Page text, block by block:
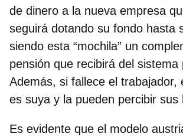
de dinero a la nueva empresa
seguirá dotando su fondo hasta
siendo esta “mochila” un
pensión que recibirá del sistema
Además, si fallece el trabajador,
es suya y la pueden percibir sus
Es evidente que el modelo